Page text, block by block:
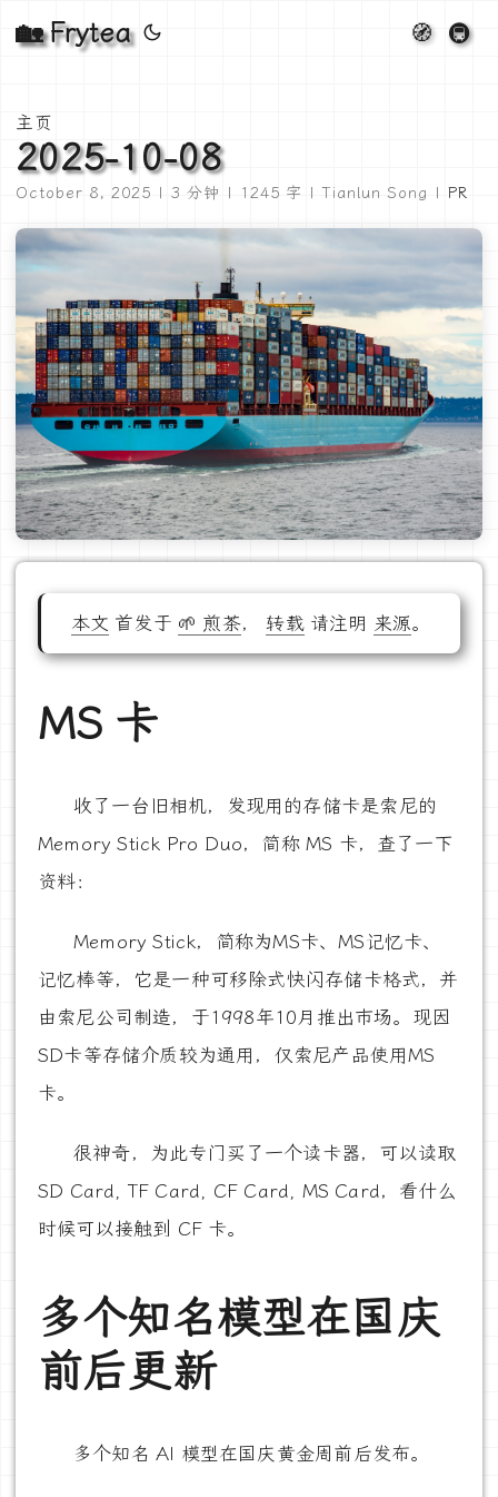
🏡 Frytea 🧭 🚇
主页
2025-10-08
October 8, 2025 | 3 分钟 | 1245 字 | Tianlun Song | PR
本文 首发于 🌱 煎茶，转载请注明 来源。
MS 卡
收了一台旧相机，发现用的存储卡是索尼的
Memory Stick Pro Duo，简称 MS 卡，查了一下
资料：
Memory Stick，简称为MS卡、MS记忆卡、
记忆棒等，它是一种可移除式快闪存储卡格式，并
由索尼公司制造，于1998年10月推出市场。现因
SD卡等存储介质较为通用，仅索尼产品使用MS
卡。
很神奇，为此专门买了一个读卡器，可以读取
SD Card, TF Card, CF Card, MS Card，看什么
时候可以接触到 CF 卡。
多个知名模型在国庆
前后更新
多个知名 AI 模型在国庆黄金周前后发布。